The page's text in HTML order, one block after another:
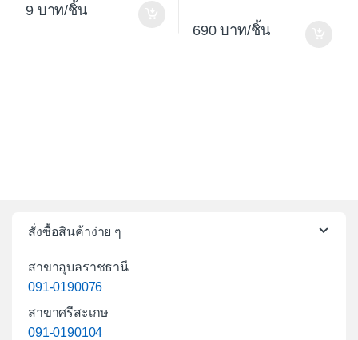
9 /ชิ้น
690 /ชิ้น
สั่งซื้อสินค้าง่าย ๆ
สาขาอุบลราชธานี
091-0190076
สาขาศรีสะเกษ
091-0190104